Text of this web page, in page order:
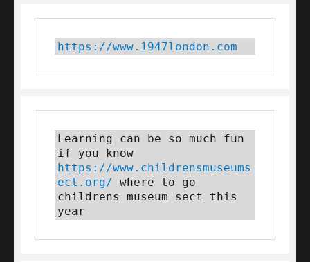
https://www.1947london.com
Learning can be so much fun
https://www.childrensmuseums
ect.org/ where to go
childrens museum sect this
year